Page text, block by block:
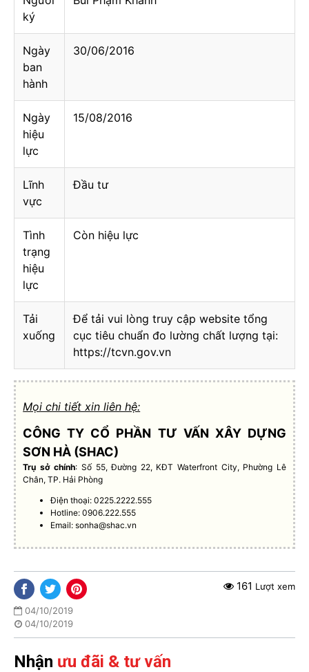
ký
Ngày
ban
hành
30/06/2016
Ngày
hiệu
lực
15/08/2016
Lĩnh
vực
Đầu tư
Tình
trạng
hiệu
lực
Còn hiệu lực
Tải
xuống
Để tải vui lòng truy cập website tổng
cục tiêu chuẩn đo lường chất lượng tại:
https://tcvn.gov.vn
Mọi chi tiết xin liên hệ:
CÔNG TY CỔ PHẦN TƯ VẤN XÂY DỰNG
SƠN HÀ (SHAC)
Trụ sở chính: Số 55, Đường 22, KĐT Waterfront City, Phường Lê
Chân, TP. Hải Phòng
Điện thoại: 0225.2222.555
Hotline: 0906.222.555
Email:sonha@shac.vn
04/10/2019
04/10/2019
161 Lượt xem
Nhận ưu đãi & tư vấn